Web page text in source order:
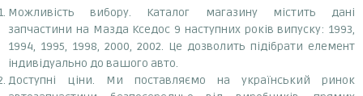
Можливість вибору. Каталог магазину містить дані
запчастини на Мазда Кседос 9 наступних років випуску: 1993,
1994, 1995, 1998, 2000, 2002. Це дозволить підібрати елемент
індивідуально до вашого авто.
Доступні ціни. Ми поставляємо на український ринок